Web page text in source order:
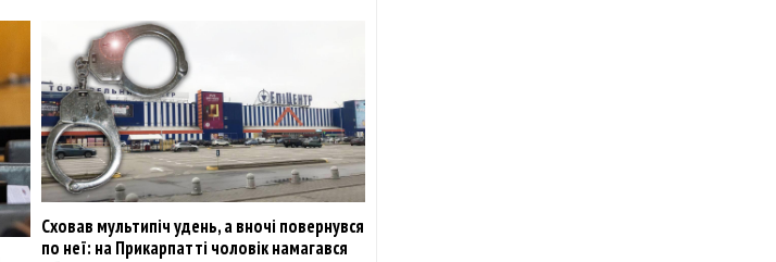
Сховав мультипіч удень, а вночі повернувся
по неї: на Прикарпатті чоловік намагався